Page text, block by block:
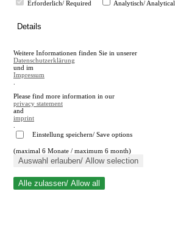
en
A
A
Suche schließen
Erforderlich/ Required
Analytisch/ Analytical
Details
Weitere Informationen finden Sie in unserer
Datenschutzerklärung
und im
Impressum
Please find more information in our
privacy statement
and
imprint
Einstellung speichern/ Save options
(maximal 6 Monate / maximum 6 month)
Auswahl erlauben/ Allow selection
Alle zulassen/ Allow all